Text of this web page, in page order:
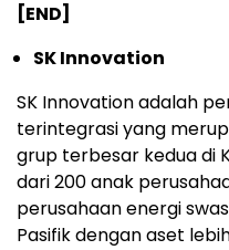
[END]
SK Innovation
SK Innovation adalah
terintegrasi yang
grup terbesar kedua di
dari 200 anak
perusahaan energi
Pasifik dengan aset